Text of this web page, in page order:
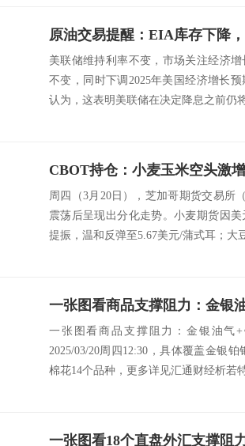
美联储维持利率不变，市场关注经济
不变，同时下调2025年美国经济增长
认为，这表明美联储在决定降息之前仍
周四（3月20日），芝加哥期货交易所
震荡后呈现出分化走势。小麦期货因
提振，温和反弹至5.67美元/蒲式耳；大
一张图看商品支撑阻力：金银油气
2025/03/20周四12:30，具体覆盖金银
棉花14个品种，更多详见汇通财经析若